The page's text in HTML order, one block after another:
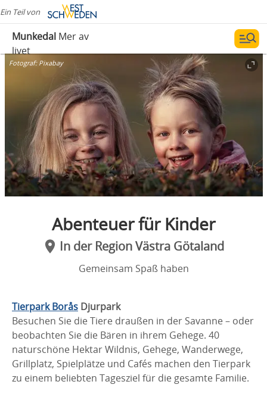
Ein Teil von
Munkedal Mer av
livet
Fotograf: Pixabay
Abenteuer für Kinder
In der Region Västra Götaland
Gemeinsam Spaß haben
Tierpark Borås Djurpark
Besuchen Sie die Tiere draußen in der Savanne – oder
beobachten Sie die Bären in ihrem Gehege. 40
naturschöne Hektar Wildnis, Gehege, Wanderwege,
Grillplatz, Spielplätze und Cafés machen den Tierpark
zu einem beliebten Tagesziel für die gesamte Familie.